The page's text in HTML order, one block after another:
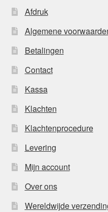
Afdruk
Algemene
Betalingen
Contact
Kassa
Klachten
Klachtenprocedure
Levering
Mijn account
Over ons
Wereldwijde